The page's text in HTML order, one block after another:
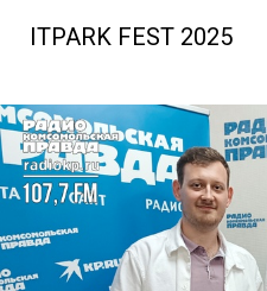
ITPARK FEST 2025